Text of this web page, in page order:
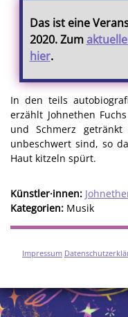
Das ist eine
2020. Zum
hier.
In den teils
erzählt Johnethen
und Schmerz
unbeschwert sind, so
Haut kitzeln spürt.
Künstler·innen:
Kategorien: Musik
Impressum